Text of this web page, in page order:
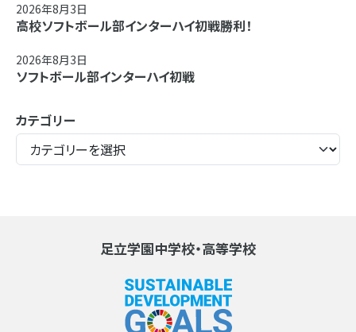
2026年8月3日
高校ソフトボール部インターハイ初戦勝利！
2026年8月3日
ソフトボール部インターハイ初戦
カテゴリー
足立学園中学校・高等学校